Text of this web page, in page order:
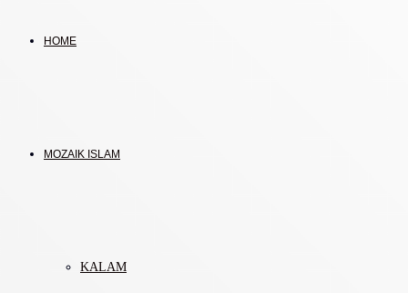
HOME
MOZAIK ISLAM
KALAM